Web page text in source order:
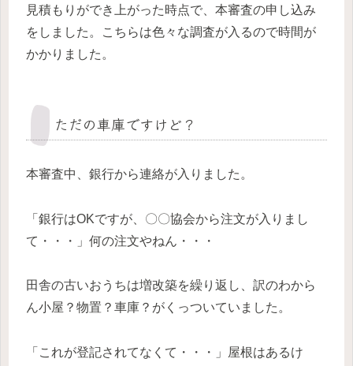
見積もりができ上がった時点で、本審査の申し込み
をしました。こちらは色々な調査が入るので時間が
かかりました。
ただの車庫ですけど？
本審査中、銀行から連絡が入りました。
「銀行はOKですが、〇〇協会から注文が入りまし
て・・・」何の注文やねん・・・
田舎の古いおうちは増改築を繰り返し、訳のわから
ん小屋？物置？車庫？がくっついていました。
「これが登記されてなくて・・・」屋根はあるけ